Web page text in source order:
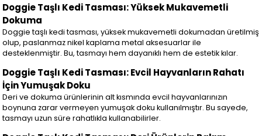
Doggie Taşlı Kedi Tasması: Yüksek Mukavemetli
Dokuma
Doggie taşlı kedi tasması, yüksek mukavemetli dokumadan üretilmiş
olup, paslanmaz nikel kaplama metal aksesuarlar ile
desteklenmiştir. Bu, tasmayı hem dayanıklı hem de estetik kılar.
Doggie Taşlı Kedi Tasması: Evcil Hayvanların Rahatı
İçin Yumuşak Doku
Deri ve dokuma ürünlerinin alt kısmında evcil hayvanlarınızın
boynuna zarar vermeyen yumuşak doku kullanılmıştır. Bu sayede,
tasmayı uzun süre rahatlıkla kullanabilirler.